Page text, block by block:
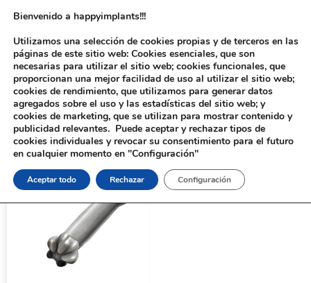
Inicio/Implantología/Aditamentos Analógicos/ Punta destornillador
Dinámico
Bienvenido a happyimplants!!!
Utilizamos una selección de cookies propias y de terceros en las
páginas de este sitio web: Cookies esenciales, que son
necesarias para utilizar el sitio web; cookies funcionales, que
proporcionan una mejor facilidad de uso al utilizar el sitio web;
cookies de rendimiento, que utilizamos para generar datos
agregados sobre el uso y las estadísticas del sitio web; y
cookies de marketing, que se utilizan para mostrar contenido y
publicidad relevantes. Puede aceptar y rechazar tipos de
cookies individuales y revocar su consentimiento para el futuro
en cualquier momento en "Configuración"
Aceptar todo Rechazar Configuración